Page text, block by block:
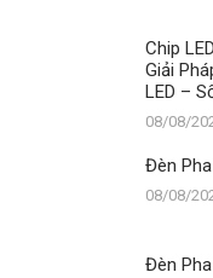
Chip
Giải
LED –
08/08/
Đèn
08/08/
Đèn